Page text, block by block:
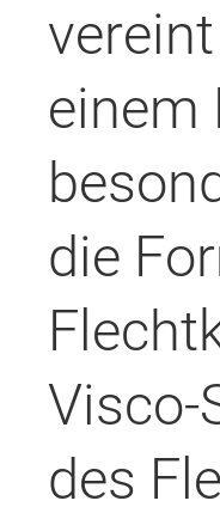
einem
die
Visco-
des